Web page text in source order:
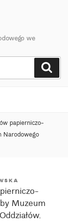
we
papierniczo-
Narodowego
Muzeum